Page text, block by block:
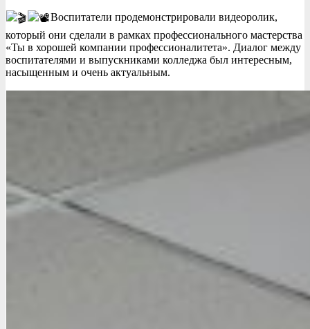
Воспитатели продемонстрировали видеоролик,
который они сделали в рамках профессионального мастерства
«Ты в хорошей компании профессионалитета». Диалог между
воспитателями и выпускниками колледжа был интересным,
насыщенным и очень актуальным.